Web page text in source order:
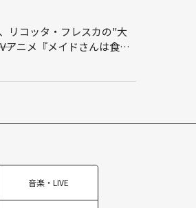
リコッタ・フレスカの"大
アニメ『メイドさんは食べ
音楽・LIVE